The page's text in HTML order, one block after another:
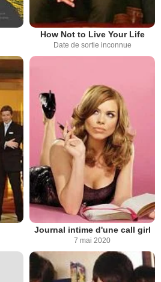
How Not to Live Your Life
Date de sortie inconnue
Journal intime d'une call girl
7 mai 2020